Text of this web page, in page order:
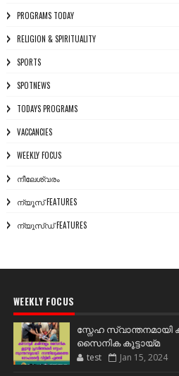
PROGRAMS TODAY
RELIGION & SPIRITUALITY
SPORTS
SPOTNEWS
TODAYS PROGRAMS
VACCANCIES
WEEKLY FOCUS
നീലേശ്വരം
ന്യൂസ് FEATURES
ന്യൂസ്ഡ് FEATURES
WEEKLY FOCUS
സ്നേഹ സ്വാന്തനമായി
സൈനിക കൂട്ടായ്മ
test Jan 15, 2024